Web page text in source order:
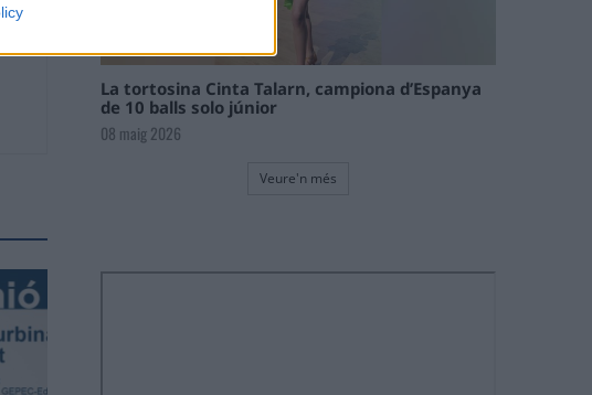
La tortosina Cinta Talarn, campiona d’Espanya
de 10 balls solo júnior
08 maig 2026
Veure'n més